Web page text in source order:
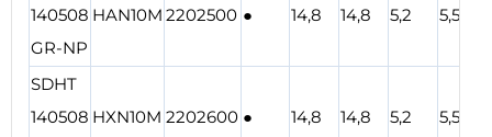
140508
GR-NP
HAN10M 2202500 ● 14,8 14,8 5,2 5,5
SDHT
140508 HXN10M 2202600 ● 14,8 14,8 5,2 5,5